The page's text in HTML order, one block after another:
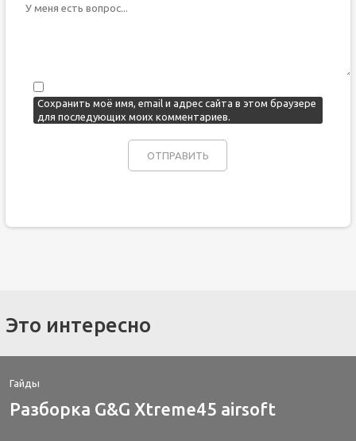
Сохранить моё имя, email и адрес сайта в этом браузере
для последующих моих комментариев.
Это интересно
Гайды
Разборка G&G Xtreme45 airsoft